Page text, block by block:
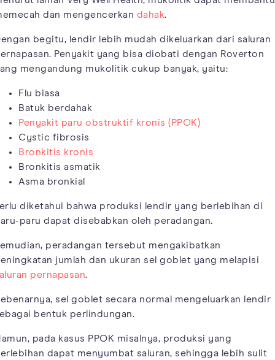
dan mengencerkan dahak.
begitu, lendir lebih mudah dikeluarkan dari saluran
Penyakit yang bisa diobati dengan Roverton
mengandung mukolitik cukup banyak, yaitu:
Flu biasa
Batuk berdahak
Penyakit paru obstruktif kronis (PPOK)
Cystic fibrosis
Bronkitis kronis
Bronkitis asmatik
Asma bronkial
diketahui bahwa produksi lendir yang berlebihan di
paru dapat disebabkan oleh peradangan.
peradangan tersebut mengakibatkan
jumlah dan ukuran sel goblet yang melapisi
pernapasan.
sel goblet secara normal mengeluarkan lendir
bentuk perlindungan.
pada kasus PPOK misalnya, produksi yang
dapat menyumbat saluran, sehingga lebih sulit